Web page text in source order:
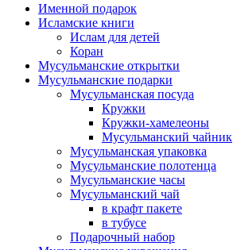
Именной подарок
Исламские книги
Ислам для детей
Коран
Мусульманские открытки
Мусульманские подарки
Мусульманская посуда
Кружки
Кружки-хамелеоны
Мусульманский чайник
Мусульманская упаковка
Мусульманские полотенца
Мусульманские часы
Мусульманский чай
в крафт пакете
в тубусе
Подарочный набор